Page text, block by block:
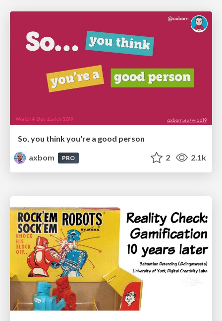
So, you think you're a good person
axbom
PRO 2 2.1k